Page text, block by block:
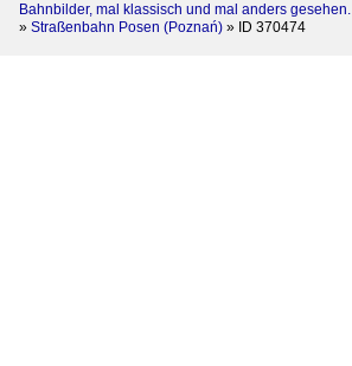
Bahnbilder, mal klassisch und mal anders gesehen.
» Straßenbahn Posen (Poznań) » ID 370474